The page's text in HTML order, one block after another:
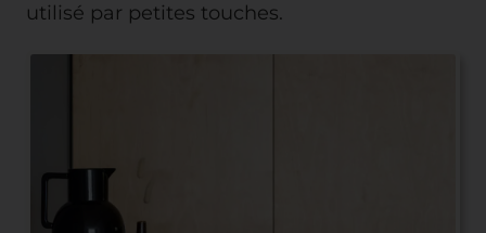
utilisé par petites touches.